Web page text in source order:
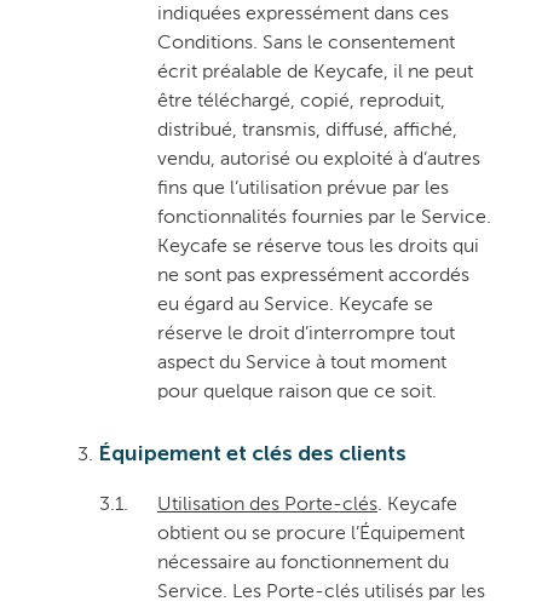
indiquées expressément dans ces
Conditions. Sans le consentement
écrit préalable de Keycafe, il ne peut
être téléchargé, copié, reproduit,
distribué, transmis, diffusé, affiché,
vendu, autorisé ou exploité à d’autres
fins que l’utilisation prévue par les
fonctionnalités fournies par le Service.
Keycafe se réserve tous les droits qui
ne sont pas expressément accordés
eu égard au Service. Keycafe se
réserve le droit d’interrompre tout
aspect du Service à tout moment
pour quelque raison que ce soit.
Équipement et clés des clients
3.1. Utilisation des Porte-clés. Keycafe
obtient ou se procure l’Équipement
nécessaire au fonctionnement du
Service. Les Porte-clés utilisés par les